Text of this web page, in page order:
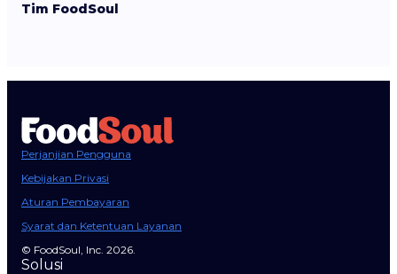
Tim FoodSoul
Perjanjian Pengguna
Kebijakan Privasi
Aturan Pembayaran
Syarat dan Ketentuan Layanan
© FoodSoul, Inc. 2026.
Solusi